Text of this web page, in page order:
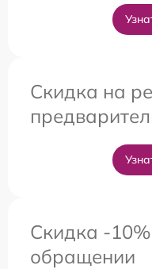
Скидка на
Скидка -
обращении